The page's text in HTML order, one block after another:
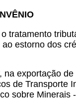
tratamento
estorno dos
exportação
de Transporte
sobre Minerais